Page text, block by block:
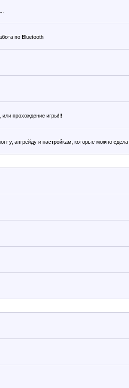
по Bluetooth
прохождение игры!!!
апгрейду и настройкам, которые можно